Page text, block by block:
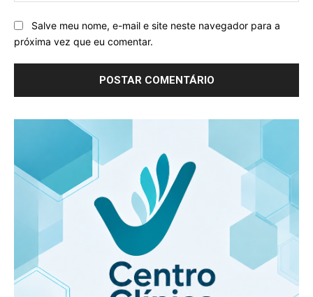
Salve meu nome, e-mail e site neste navegador para a
próxima vez que eu comentar.